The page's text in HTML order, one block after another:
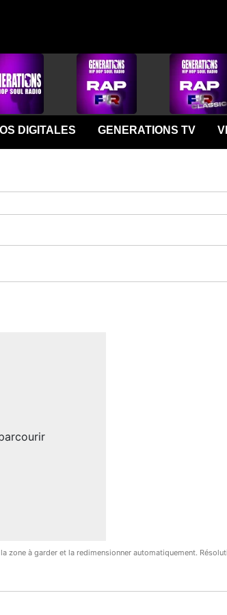
DIGITALES GENERATIONS TV
à garder et la redimensionner automatiquement.